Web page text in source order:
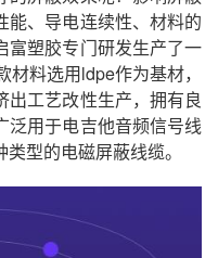
能、导电连续性、材料的
富塑胶专门研发生产了一
料选用ldpe作为基材，
出工艺改性生产，拥有良
泛用于电吉他音频信号线
型的电磁屏蔽线缆。